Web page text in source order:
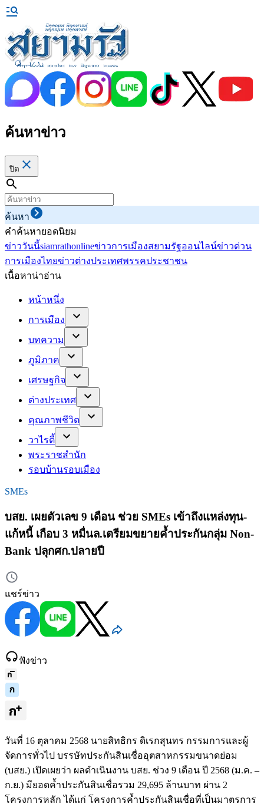
ค้นหาข่าว
ปิด
ค้นหา
คำค้นหายอดนิยม
ข่าววันนี้siamrathonlineข่าวการเมืองสยามรัฐออนไลน์ข่าวด่วน
การเมืองไทยข่าวต่างประเทศพรรคประชาชน
เนื้อหาน่าอ่าน
หน้าหนึ่ง
การเมือง
บทความ
ภูมิภาค
เศรษฐกิจ
ต่างประเทศ
คุณภาพชีวิต
วาไรตี้
พระราชสำนัก
รอบบ้านรอบเมือง
SMEs
บสย. เผยตัวเลข 9 เดือน ช่วย SMEs เข้าถึงแหล่งทุน-
แก้หนี้ เกือบ 3 หมื่นล.เตรียมขยายค้ำประกันกลุ่ม Non-
Bank ปลุกศก.ปลายปี
แชร์ข่าว
ฟังข่าว
วันที่ 16 ตุลาคม 2568 นายสิทธิกร ดิเรกสุนทร กรรมการและผู้
จัดการทั่วไป บรรษัทประกันสินเชื่ออุตสาหกรรมขนาดย่อม
(บสย.) เปิดเผยว่า ผลดำเนินงาน บสย. ช่วง 9 เดือน ปี 2568 (ม.ค. –
ก.ย.) มียอดค้ำประกันสินเชื่อรวม 29,695 ล้านบาท ผ่าน 2
โครงการหลัก ได้แก่ โครงการค้ำประกันสินเชื่อที่เป็นมาตรการ